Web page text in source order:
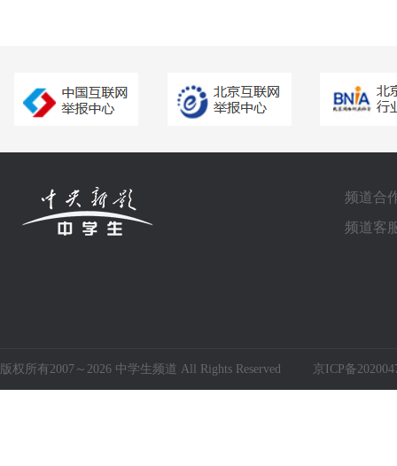
频道合
频道客
版权所有2007～2026 中学生频道 All Rights Reserved 京ICP备